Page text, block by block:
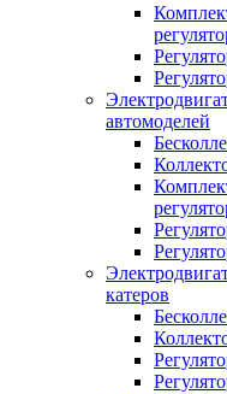
автомоделей
катеров